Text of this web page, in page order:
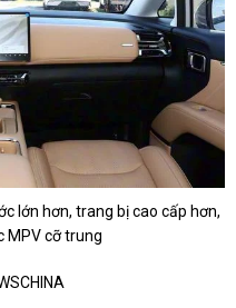
lớn hơn, trang bị cao cấp hơn,
MPV cỡ trung